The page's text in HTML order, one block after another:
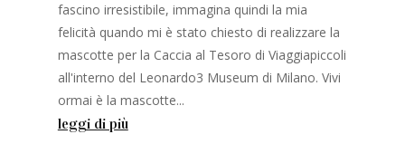
fascino irresistibile, immagina quindi la mia
felicità quando mi è stato chiesto di realizzare la
mascotte per la Caccia al Tesoro di Viaggiapiccoli
all'interno del Leonardo3 Museum di Milano. Vivi
ormai è la mascotte...
leggi di più